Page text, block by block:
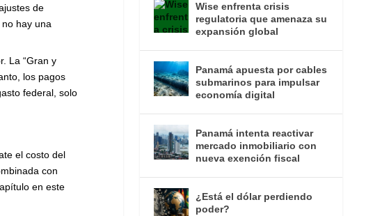
de
hay una
La “Gran y
los pagos
federal, solo
el costo del
con
en este
Wise enfrenta crisis
regulatoria que amenaza su
expansión global
Panamá apuesta por cables
submarinos para impulsar
economía digital
Panamá intenta reactivar
mercado inmobiliario con
nueva exención fiscal
¿Está el dólar perdiendo
poder?